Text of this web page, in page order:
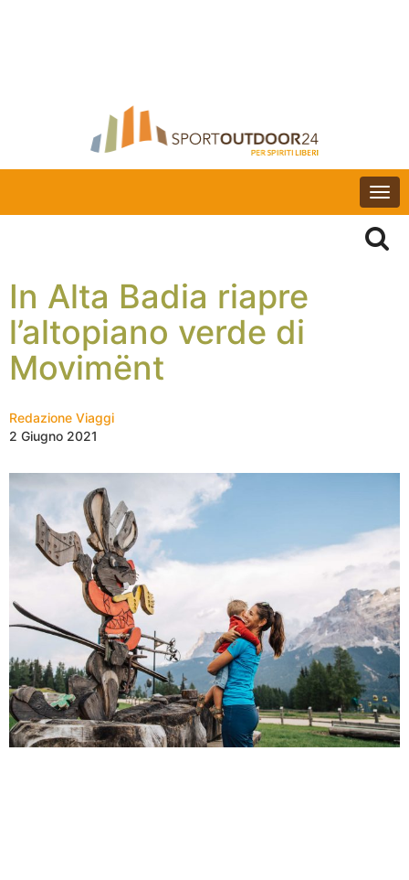
In Alta Badia riapre
l’altopiano verde di
Movimënt
Redazione Viaggi
2 Giugno 2021